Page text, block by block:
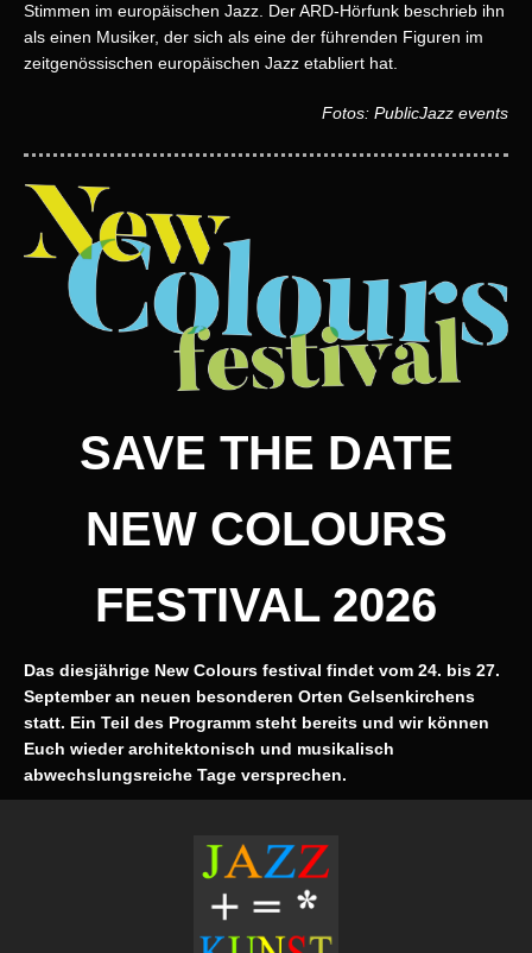
Stimmen im europäischen Jazz. Der ARD-Hörfunk beschrieb ihn
als einen Musiker, der sich als eine der führenden Figuren im
zeitgenössischen europäischen Jazz etabliert hat.
Fotos: PublicJazz events
SAVE THE DATE
NEW COLOURS
FESTIVAL 2026
Das diesjährige New Colours festival findet vom 24. bis 27.
September an neuen besonderen Orten Gelsenkirchens
statt. Ein Teil des Programm steht bereits und wir können
Euch wieder architektonisch und musikalisch
abwechslungsreiche Tage versprechen.